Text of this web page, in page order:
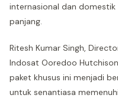
internasional dan
panjang.
Ritesh Kumar Singh,
Indosat Ooredoo
paket khusus ini menjadi
untuk senantiasa